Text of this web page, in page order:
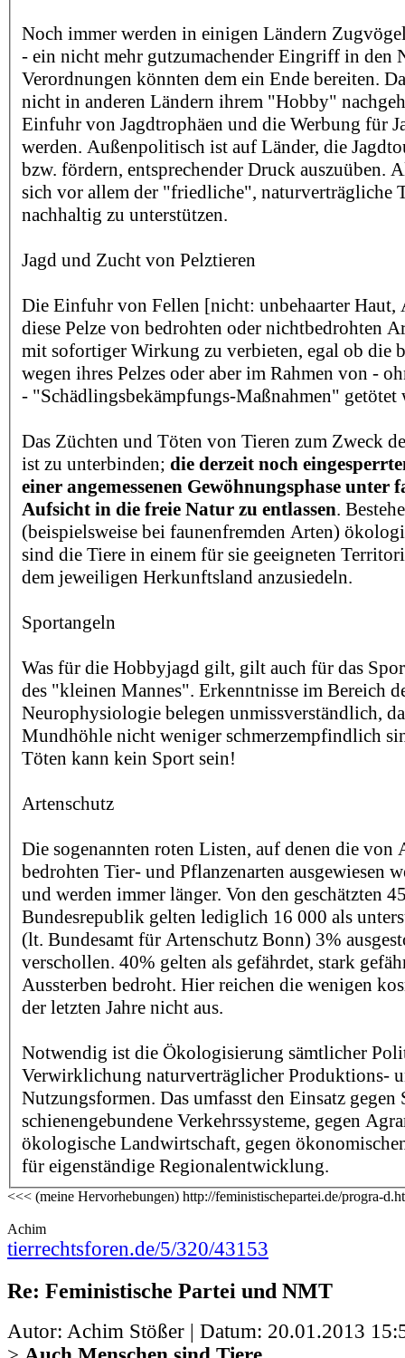
Noch immer werden in einigen Ländern
- ein nicht mehr gutzumachender Eingriff in den
Verordnungen könnten dem ein Ende bereiten.
nicht in anderen Ländern ihrem "Hobby"
Einfuhr von Jagdtrophäen und die Werbung für
werden. Außenpolitisch ist auf Länder, die
bzw. fördern, entsprechender Druck auszuüben.
sich vor allem der "friedliche", naturverträgliche
nachhaltig zu unterstützen.
Jagd und Zucht von Pelztieren
Die Einfuhr von Fellen [nicht: unbehaarter Haut,
diese Pelze von bedrohten oder nichtbedrohten
mit sofortiger Wirkung zu verbieten, egal ob die
wegen ihres Pelzes oder aber im Rahmen von -
- "Schädlingsbekämpfungs-Maßnahmen"
Das Züchten und Töten von Tieren zum Zweck
ist zu unterbinden; die derzeit noch
einer angemessenen Gewöhnungsphase unter
Aufsicht in die freie Natur zu entlassen.
(beispielsweise bei faunenfremden Arten)
sind die Tiere in einem für sie geeigneten
dem jeweiligen Herkunftsland anzusiedeln.
Sportangeln
Was für die Hobbyjagd gilt, gilt auch für das
des "kleinen Mannes". Erkenntnisse im Bereich
Neurophysiologie belegen unmissverständlich,
Mundhöhle nicht weniger schmerzempfindlich
Töten kann kein Sport sein!
Artenschutz
Die sogenannten roten Listen, auf denen die von
bedrohten Tier- und Pflanzenarten ausgewiesen
und werden immer länger. Von den geschätzten
Bundesrepublik gelten lediglich 16 000 als
(lt. Bundesamt für Artenschutz Bonn) 3%
verschollen. 40% gelten als gefährdet, stark
Aussterben bedroht. Hier reichen die wenigen
der letzten Jahre nicht aus.
Notwendig ist die Ökologisierung sämtlicher
Verwirklichung naturverträglicher Produktions-
Nutzungsformen. Das umfasst den Einsatz gegen
schienengebundene Verkehrssysteme, gegen
ökologische Landwirtschaft, gegen
für eigenständige Regionalentwicklung.
<<< (meine Hervorhebungen) http://feministischepartei.de/progra-
Achim
tierrechtsforen.de/5/320/43153
Re: Feministische Partei und NMT
Autor: Achim Stößer | Datum: 20.01.2013